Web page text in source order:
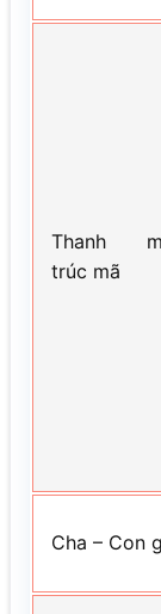
Thanh
trúc mã
Cha – Con